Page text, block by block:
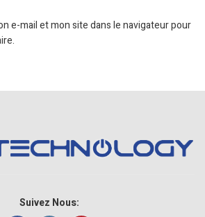
e-mail et mon site dans le navigateur pour
Suivez Nous: